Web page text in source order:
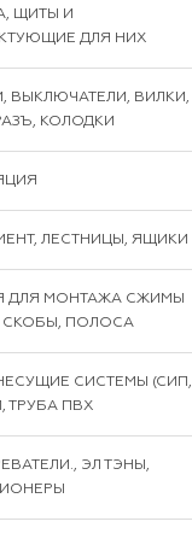
ЩИТЫ И
ДЛЯ НИХ
ВЫКЛЮЧАТЕЛИ, ВИЛКИ,
КОЛОДКИ
ЛЕСТНИЦЫ, ЯЩИКИ
ДЛЯ МОНТАЖА СЖИМЫ
СКОБЫ, ПОЛОСА
СИСТЕМЫ (СИП,
ТРУБА ПВХ
ЭЛ ТЭНЫ,